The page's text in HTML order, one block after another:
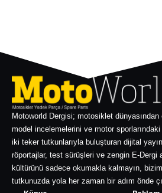
Motoworld Dergisi; motosiklet
model incelemelerini ve motor
iki teker tutkunlarıyla buluşturan dijital
röportajlar, test sürüşleri ve zengin E-Dergi
kültürünü sadece okumakla kalmayın,
tutkunuzda yola her zaman bir adım önde